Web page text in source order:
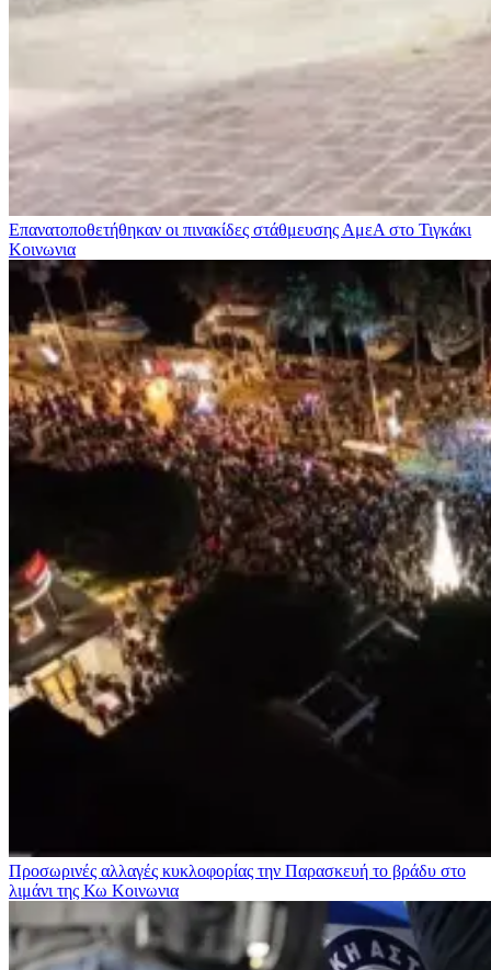
Επανατοποθετήθηκαν οι πινακίδες στάθμευσης ΑμεΑ στο Τιγκάκι
Κοινωνια
Προσωρινές αλλαγές κυκλοφορίας την Παρασκευή το βράδυ στο
λιμάνι της Κω Κοινωνια